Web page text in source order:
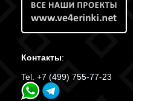
Контакты:
Tel. +7 (499) 755-77-23